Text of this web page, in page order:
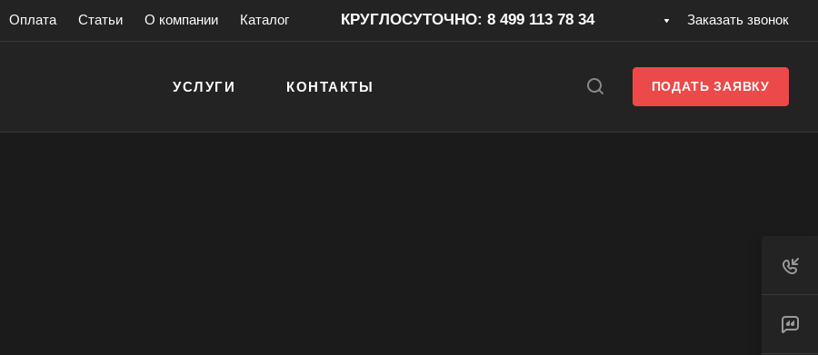
Оплата Статьи О компании Каталог КРУГЛОСУТОЧНО: 8 499 113 78 34 Заказать звонок
УСЛУГИ КОНТАКТЫ ПОДАТЬ ЗАЯВКУ